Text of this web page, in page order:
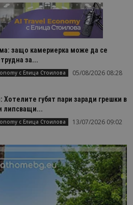
защо камериерка може да се
за...
с Елица Стоилова 05/08/2026 08:28
Хотелите губят пари заради грешки в
липсващи...
с Елица Стоилова 13/07/2026 09:02